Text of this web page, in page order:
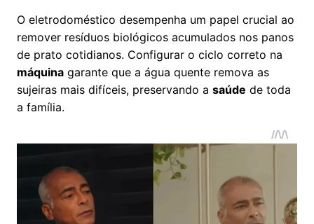
O eletrodoméstico desempenha um papel crucial ao
remover resíduos biológicos acumulados nos panos
de prato cotidianos. Configurar o ciclo correto na
máquina garante que a água quente remova as
sujeiras mais difíceis, preservando a saúde de toda
a família.